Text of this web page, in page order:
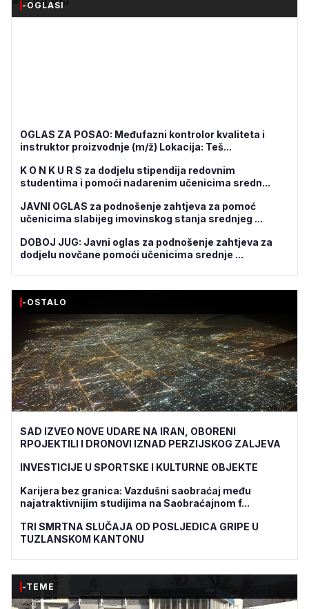
-OGLASI
OGLAS ZA POSAO: Međufazni kontrolor kvaliteta i
instruktor proizvodnje (m/ž) Lokacija: Teš...
K O N K U R S za dodjelu stipendija redovnim
studentima i pomoći nadarenim učenicima sredn...
JAVNI OGLAS za podnošenje zahtjeva za pomoć
učenicima slabijeg imovinskog stanja srednjeg ...
DOBOJ JUG: Javni oglas za podnošenje zahtjeva za
dodjelu novčane pomoći učenicima srednje ...
-OSTALO
SAD IZVEO NOVE UDARE NA IRAN, OBORENI
RPOJEKTILI I DRONOVI IZNAD PERZIJSKOG ZALJEVA
INVESTICIJE U SPORTSKE I KULTURNE OBJEKTE
Karijera bez granica: Vazdušni saobraćaj među
najatraktivnijim studijima na Saobraćajnom f...
TRI SMRTNA SLUČAJA OD POSLJEDICA GRIPE U
TUZLANSKOM KANTONU
-TEME